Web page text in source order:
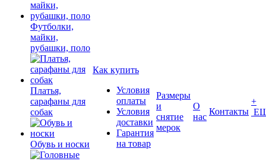
Футболки,
майки,
рубашки, поло
Платья,
сарафаны для
собак
Обувь и носки
Как купить
Условия
оплаты
Условия
доставки
Гарантия
на товар
Размеры
и
снятие
мерок
О
нас
Контакты
+